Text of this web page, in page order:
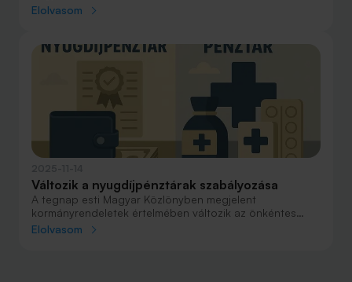
Elolvasom
Változik a nyugdíjpénztárak szabályozása
A tegnap esti Magyar Közlönyben megjelent
kormányrendeletek értelmében változik az önkéntes
nyugdíjpénztárak, valamint az egészség- és
Elolvasom